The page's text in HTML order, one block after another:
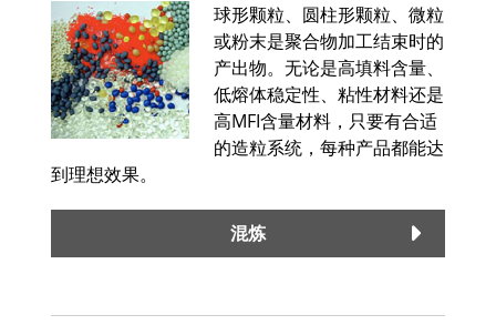
球形颗粒、圆柱形颗粒、微粒
或粉末是聚合物加工结束时的
产出物。无论是高填料含量、
低熔体稳定性、粘性材料还是
高MFI含量材料，只要有合适
的造粒系统，每种产品都能达
到理想效果。
混炼